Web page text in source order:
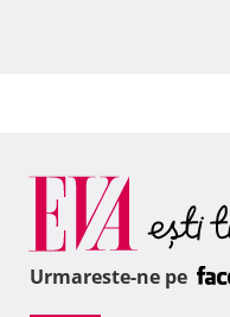
Urmareste-ne pe